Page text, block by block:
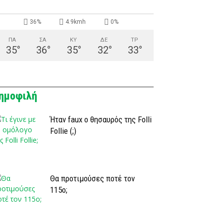
36% 4.9kmh 0%
ΠΑ
35°
ΣΑ
36°
ΚΥ
35°
ΔΕ
32°
ΤΡ
33°
Ήταν faux ο θησαυρός της Folli
Follie (;)
Θα προτιμούσες ποτέ τον
115ο;